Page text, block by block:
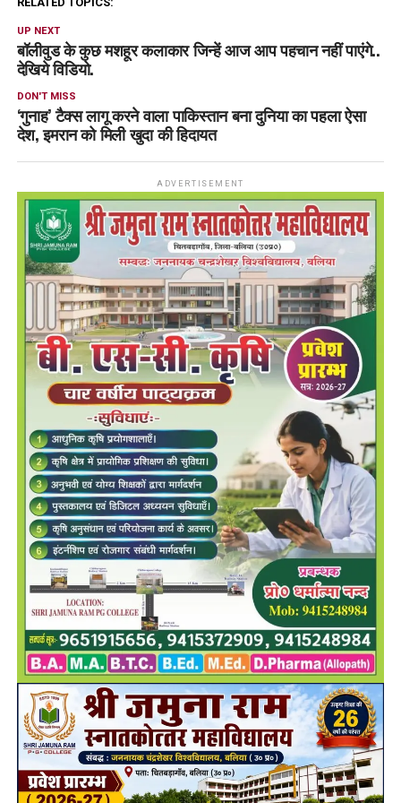
UP NEXT
बॉलीवुड के कुछ मशहूर कलाकार जिन्हें आज आप पहचान नहीं पाएंगे..
देखिये विडियो.
DON'T MISS
‘गुनाह’ टैक्स लागू करने वाला पाकिस्तान बना दुनिया का पहला ऐसा
देश, इमरान को मिली खुदा की हिदायत
ADVERTISEMENT